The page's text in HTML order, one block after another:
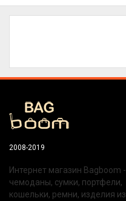
2008-2019
Интернет магазин Bagboom -
чемоданы, сумки, портфели,
кошельки, ремни, изделия из